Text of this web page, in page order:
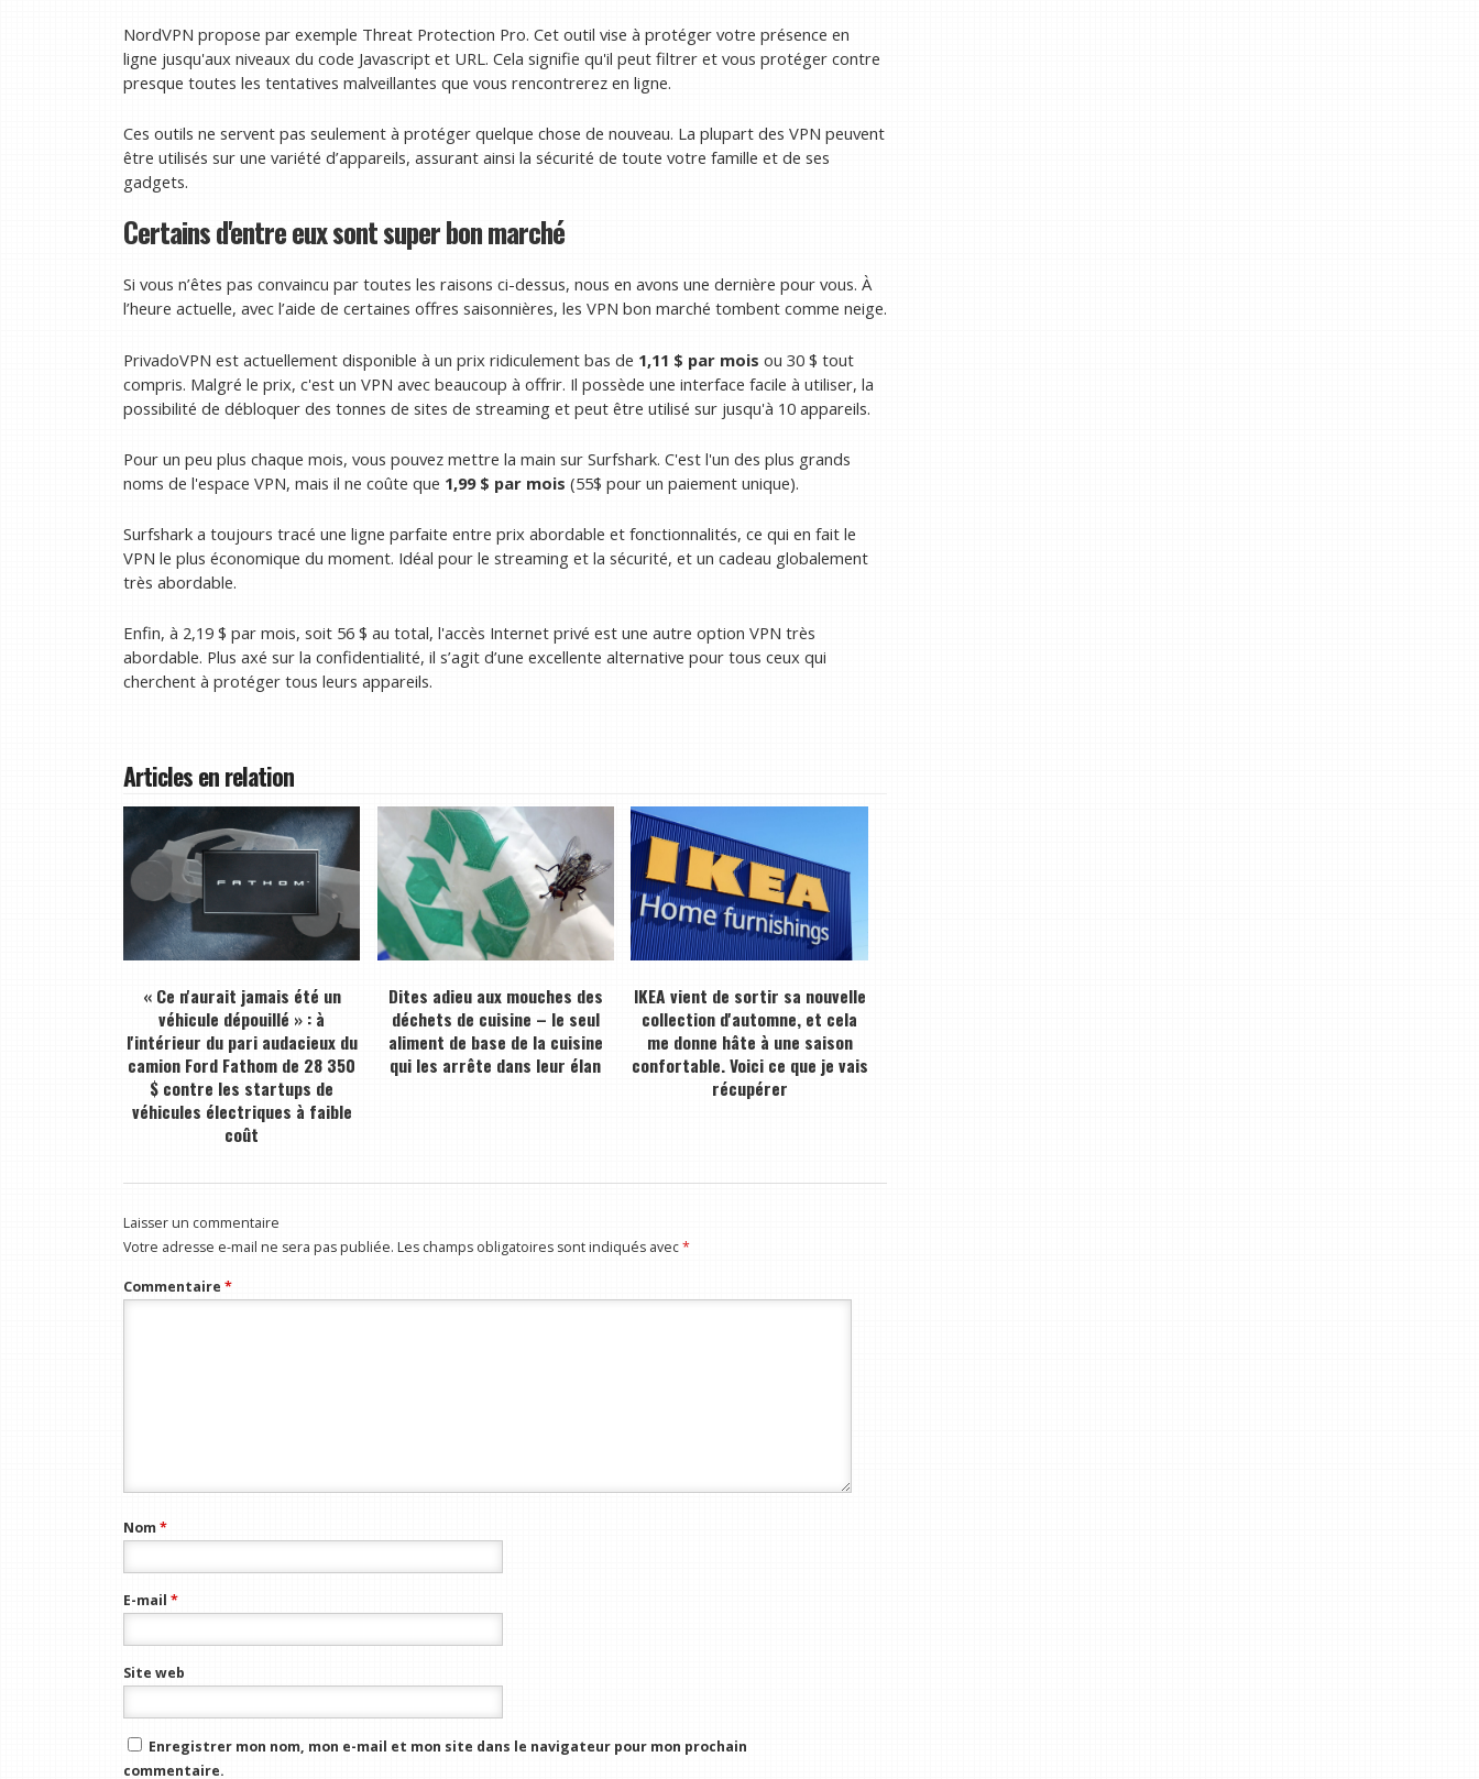
NordVPN propose par exemple Threat Protection Pro. Cet outil vise à protéger votre présence en
ligne jusqu'aux niveaux du code Javascript et URL. Cela signifie qu'il peut filtrer et vous protéger contre
presque toutes les tentatives malveillantes que vous rencontrerez en ligne.
Ces outils ne servent pas seulement à protéger quelque chose de nouveau. La plupart des VPN peuvent
être utilisés sur une variété d’appareils, assurant ainsi la sécurité de toute votre famille et de ses
gadgets.
Certains d'entre eux sont super bon marché
Si vous n’êtes pas convaincu par toutes les raisons ci-dessus, nous en avons une dernière pour vous. À
l’heure actuelle, avec l’aide de certaines offres saisonnières, les VPN bon marché tombent comme neige.
PrivadoVPN est actuellement disponible à un prix ridiculement bas de 1,11 $ par mois ou 30 $ tout
compris. Malgré le prix, c'est un VPN avec beaucoup à offrir. Il possède une interface facile à utiliser, la
possibilité de débloquer des tonnes de sites de streaming et peut être utilisé sur jusqu'à 10 appareils.
Pour un peu plus chaque mois, vous pouvez mettre la main sur Surfshark. C'est l'un des plus grands
noms de l'espace VPN, mais il ne coûte que 1,99 $ par mois (55$ pour un paiement unique).
Surfshark a toujours tracé une ligne parfaite entre prix abordable et fonctionnalités, ce qui en fait le
VPN le plus économique du moment. Idéal pour le streaming et la sécurité, et un cadeau globalement
très abordable.
Enfin, à 2,19 $ par mois, soit 56 $ au total, l'accès Internet privé est une autre option VPN très
abordable. Plus axé sur la confidentialité, il s’agit d’une excellente alternative pour tous ceux qui
cherchent à protéger tous leurs appareils.
Articles en relation
« Ce n'aurait jamais été un
véhicule dépouillé » : à
l'intérieur du pari audacieux du
camion Ford Fathom de 28 350
$ contre les startups de
véhicules électriques à faible
coût
Dites adieu aux mouches des
déchets de cuisine – le seul
aliment de base de la cuisine
qui les arrête dans leur élan
IKEA vient de sortir sa nouvelle
collection d'automne, et cela
me donne hâte à une saison
confortable. Voici ce que je vais
récupérer
Laisser un commentaire
Votre adresse e-mail ne sera pas publiée. Les champs obligatoires sont indiqués avec*
Commentaire *
Nom*
E-mail *
Site web
Enregistrer mon nom, mon e-mail et mon site dans le navigateur pour mon prochain
commentaire.